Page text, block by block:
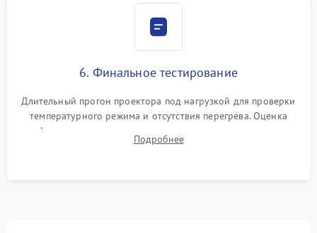
6. Финальное тестирование
Длительный прогон проектора под нагрузкой для проверки
температурного режима и отсутствия перегрева. Оценка
фокуса, контрастности и цветопередачи на тестовых
таблицах. Проверка работы всех видеовходов и кнопок
Подробнее